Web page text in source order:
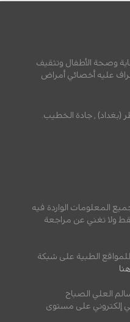
وصحة الأطفال وتثقيف
عليه أخصائي أمراض
(بغداد) , جادة الخطيب.
المعلومات الواردة فيه
ولا تغني عن مراجعة
الطبية على شبكة
هنا
العلي الصباح
على مستوى